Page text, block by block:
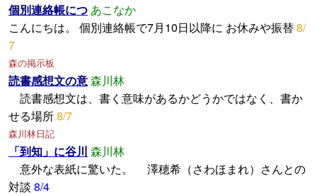
個別連絡帳につ あこなか
こんにちは。 個別連絡帳で7月10日以降に お休みや振替8/
7
森の掲示板
読書感想文の意森川林
読書感想文は、書く意味があるかどうかではなく、書か
せる場所8/7
森川林日記
「到知」に谷川 森川林
意外な表紙に驚いた。 澤穂希（さわほまれ）さんとの
対談 8/4